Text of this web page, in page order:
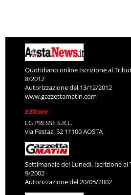
Quotidiano online Iscrizione al
8/2012
Autorizzazione del 13/12/2012
www.gazzettamatin.com
Editore
LG PRESSE S.R.L.
via Festaz, 52 11100 AOSTA
Settimanale del Lunedì. Iscrizione al
9/2002
Autorizzazione del 20/05/2002